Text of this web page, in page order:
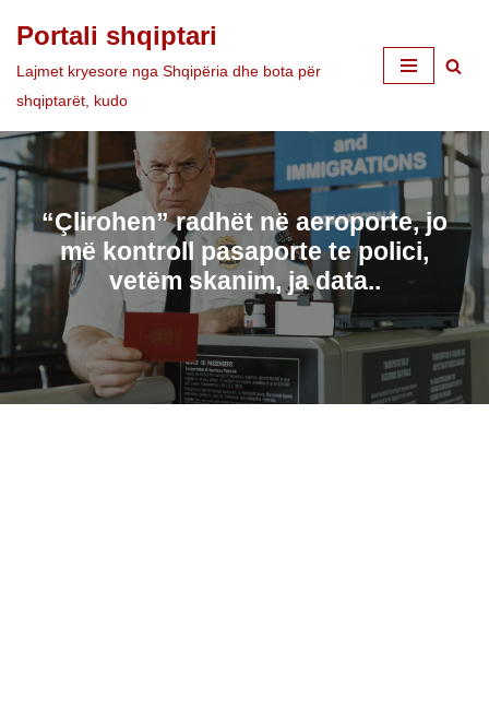
Skip
to
Portali shqiptari
Lajmet kryesore nga Shqipëria dhe bota për
shqiptarët, kudo
“Çlirohen” radhët në aeroporte, jo
më kontroll pasaporte te polici,
vetëm skanim, ja data..